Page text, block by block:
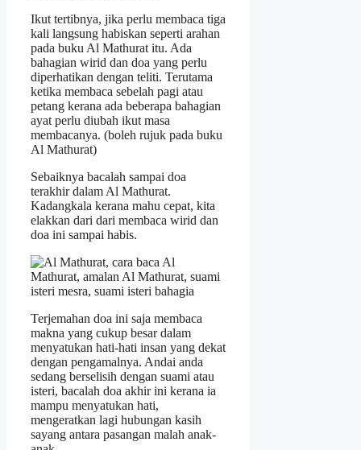
Ikut tertibnya, jika perlu membaca tiga
kali langsung habiskan seperti arahan
pada buku Al Mathurat itu. Ada
bahagian wirid dan doa yang perlu
diperhatikan dengan teliti. Terutama
ketika membaca sebelah pagi atau
petang kerana ada beberapa bahagian
ayat perlu diubah ikut masa
membacanya. (boleh rujuk pada buku
Al Mathurat)
Sebaiknya bacalah sampai doa
terakhir dalam Al Mathurat.
Kadangkala kerana mahu cepat, kita
elakkan dari dari membaca wirid dan
doa ini sampai habis.
Terjemahan doa ini saja membaca
makna yang cukup besar dalam
menyatukan hati-hati insan yang dekat
dengan pengamalnya. Andai anda
sedang berselisih dengan suami atau
isteri, bacalah doa akhir ini kerana ia
mampu menyatukan hati,
mengeratkan lagi hubungan kasih
sayang antara pasangan malah anak-